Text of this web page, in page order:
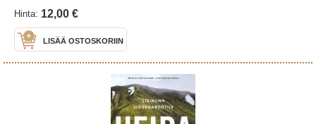
Hinta: 12,00 €
LISÄÄ OSTOSKORIIN